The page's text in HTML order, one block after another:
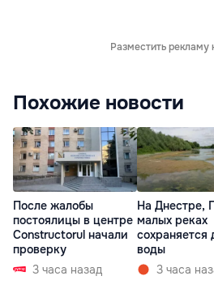
Разместить рекламу
Похожие новости
После жалобы
постоялицы в центре
Constructorul начали
проверку
3 часа назад
На Днестре,
малых реках
воды
3 часа